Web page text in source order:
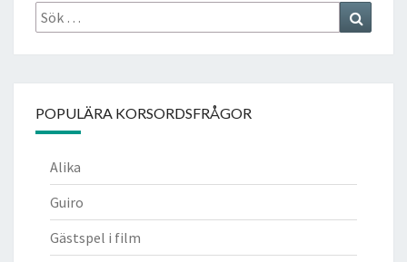
Sök
efter:
POPULÄRA KORSORDSFRÅGOR
Alika
Guiro
Gästspel i film